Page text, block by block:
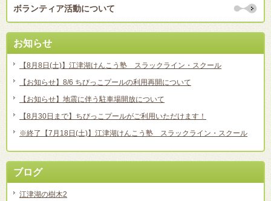
ボランティア活動について
お知らせ
【8月8日(土)】江津湖けんこう塾 スラックライン・スクール
【お知らせ】8/6 ちびっこプールの利用再開について
【お知らせ】地震に伴う駐車場開放について
【8月30日まで】ちびっこプールがご利用いただけます！
※終了【7月18日(土)】江津湖けんこう塾 スラックライン・スクール
ブログ
江津湖の樹木2